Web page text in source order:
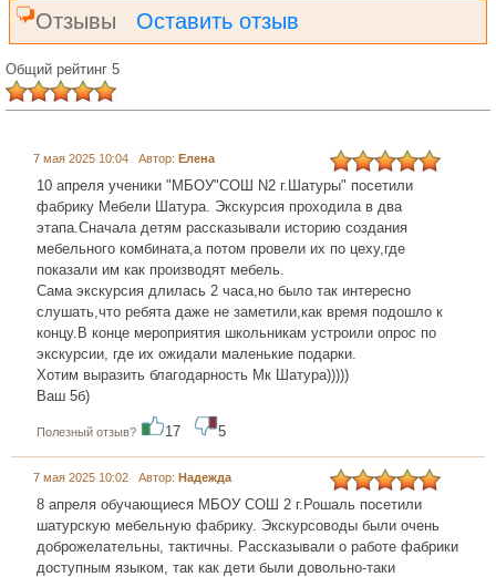
Отзывы Оставить отзыв
Общий рейтинг 5
7 мая 2025 10:04 Автор: Елена
10 апреля ученики "МБОУ"СОШ N2 г.Шатуры" посетили
фабрику Мебели Шатура. Экскурсия проходила в два
этапа.Сначала детям рассказывали историю создания
мебельного комбината,а потом провели их по цеху,где
показали им как производят мебель.
Сама экскурсия длилась 2 часа,но было так интересно
слушать,что ребята даже не заметили,как время подошло к
концу.В конце мероприятия школьникам устроили опрос по
экскурсии, где их ожидали маленькие подарки.
Хотим выразить благодарность Мк Шатура)))))
Ваш 5б)
Полезный отзыв? 17 5
7 мая 2025 10:02 Автор: Надежда
8 апреля обучающиеся МБОУ СОШ 2 г.Рошаль посетили
шатурскую мебельную фабрику. Экскурсоводы были очень
доброжелательны, тактичны. Рассказывали о работе фабрики
доступным языком, так как дети были довольно-таки